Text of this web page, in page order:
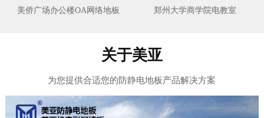
美侨广场办公楼OA网络地板 郑州大学商学院电教室
关于美亚
为您提供合适您的防静电地板产品解决方案